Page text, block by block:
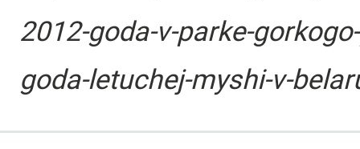
2012-goda-v-parke-
goda-letuchej-myshi-v-